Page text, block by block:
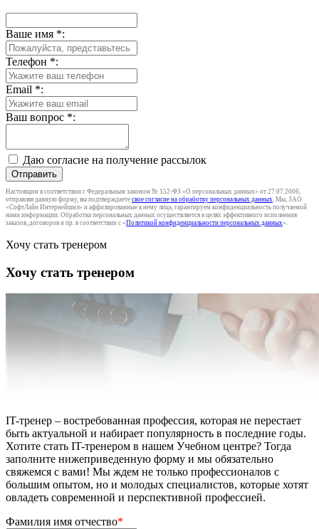
Ваше имя *:
Телефон *:
Email *:
Ваш вопрос *:
Даю согласие на получение рассылок
Отправить
Настоящим в соответствии с Федеральным законом № 152-ФЗ «О персональных данных» от 27.07.2006,
отправляя данную форму, вы подтверждаете свое согласие на обработку персональных данных . Мы, ЗАО
«СофтЛайн Интернейшнл» и аффилированные к нему лица, гарантируем конфиденциальность получаемой
нами информации. Обработка персональных данных осуществляется в целях эффективного исполнения
заказов, договоров и пр. в соответствии с «Политикой конфиденциальности персональных данных».
Хочу стать тренером
Хочу стать тренером
IT-тренер – востребованная профессия, которая не перестает
быть актуальной и набирает популярность в последние годы.
Хотите стать IT-тренером в нашем Учебном центре? Тогда
заполните нижеприведенную форму и мы обязательно
свяжемся с вами! Мы ждем не только профессионалов с
большим опытом, но и молодых специалистов, которые хотят
овладеть современной и перспективной профессией.
Фамилия имя отчество*